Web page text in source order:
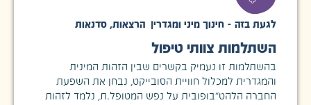
לגעת בזה - חינוך מיני ומגדרי| הרצאות, סדנאות
השתלמות צוותי טיפול
בהשתלמות זו נעמיק בקשרים שבין הזהות המינית
והמגדרית למכלול חוויית הסובייקט, נבחן את השפעת
החברה הלהט”בופובית על נפש המטופל.ת, נלמד לזהות